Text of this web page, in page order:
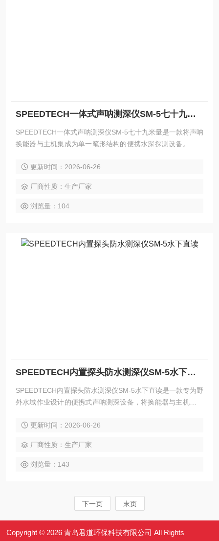
SPEEDTECH一体式声呐测深仪SM-5七十九米量
SPEEDTECH一体式声呐测深仪SM-5七十九米量是一款将声呐
换能器与主机集成为单一笔形结构的便携水深探测设备。它工
内提供分辨率为0.1单位的深度读数。整机具备50米深度防水
渔场探查、潜水支援及水文调查等多种野外水域作业场景。
更新时间：2026-06-26
厂商性质：生产厂家
浏览量：104
SPEEDTECH内置探头防水测深仪SM-5水下直读
SPEEDTECH内置探头防水测深仪SM-5水下直读是一款专为野
外水域作业设计的便携式声呐测深设备，将换能器与主机集成
24度宽波束角，能在2至260英尺范围内快速捕获水底回波，读
层及附着物测量，广泛适配航海导航、渔场探查、潜水支援及
水文调查等场景。
更新时间：2026-06-26
厂商性质：生产厂家
浏览量：143
下一页 末页
Copyright © 2026 青岛君道环保科技有限公司 All Rights